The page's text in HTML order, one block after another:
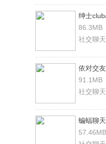
绅士
机版
86.3MB
社交聊天
依对交
果版
91.1MB
社交聊天
蝙蝠聊
app官方
57.46MB